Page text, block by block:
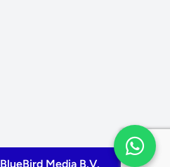
BlueBird Media B.V.